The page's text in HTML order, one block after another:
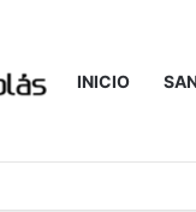
INICIO